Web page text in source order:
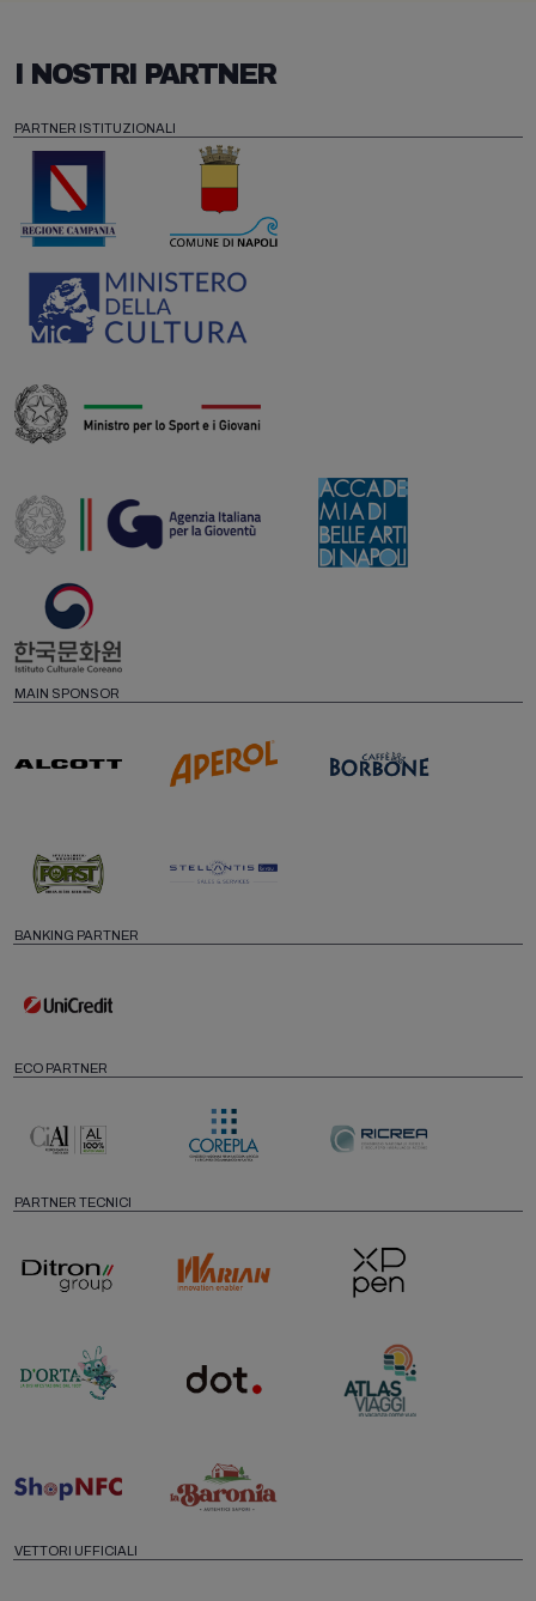
I NOSTRI PARTNER
PARTNER ISTITUZIONALI
MAIN SPONSOR
BANKING PARTNER
ECO PARTNER
PARTNER TECNICI
VETTORI UFFICIALI